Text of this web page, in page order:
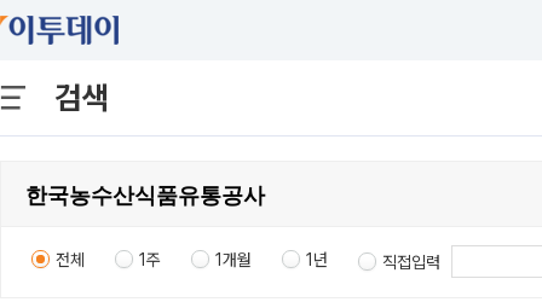
검색
전체 1주 1개월 1년 직접입력